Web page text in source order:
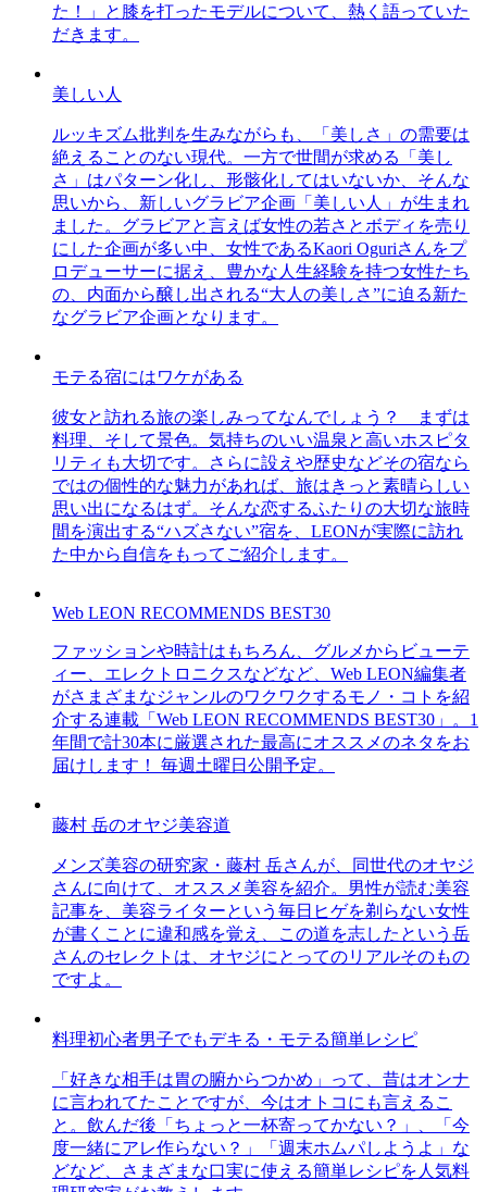
た！」と膝を打ったモデルについて、熱く語っていた
だきます。
美しい人
ルッキズム批判を生みながらも、「美しさ」の需要は
絶えることのない現代。一方で世間が求める「美し
さ」はパターン化し、形骸化してはいないか、そんな
思いから、新しいグラビア企画「美しい人」が生まれ
ました。グラビアと言えば女性の若さとボディを売り
にした企画が多い中、女性であるKaori Oguriさんをプ
ロデューサーに据え、豊かな人生経験を持つ女性たち
の、内面から醸し出される“大人の美しさ”に迫る新た
なグラビア企画となります。
モテる宿にはワケがある
彼女と訪れる旅の楽しみってなんでしょう？ まずは
料理、そして景色。気持ちのいい温泉と高いホスピタ
リティも大切です。さらに設えや歴史などその宿なら
ではの個性的な魅力があれば、旅はきっと素晴らしい
思い出になるはず。そんな恋するふたりの大切な旅時
間を演出する“ハズさない”宿を、LEONが実際に訪れ
た中から自信をもってご紹介します。
Web LEON RECOMMENDS BEST30
ファッションや時計はもちろん、グルメからビューテ
ィー、エレクトロニクスなどなど、Web LEON編集者
がさまざまなジャンルのワクワクするモノ・コトを紹
介する連載「Web LEON RECOMMENDS BEST30」。1
年間で計30本に厳選された最高にオススメのネタをお
届けします！ 毎週土曜日公開予定。
藤村 岳のオヤジ美容道
メンズ美容の研究家・藤村 岳さんが、同世代のオヤジ
さんに向けて、オススメ美容を紹介。男性が読む美容
記事を、美容ライターという毎日ヒゲを剃らない女性
が書くことに違和感を覚え、この道を志したという岳
さんのセレクトは、オヤジにとってのリアルそのもの
ですよ。
料理初心者男子でもデキる・モテる簡単レシピ
「好きな相手は胃の腑からつかめ」って、昔はオンナ
に言われてたことですが、今はオトコにも言えるこ
と。飲んだ後「ちょっと一杯寄ってかない？」、「今
度一緒にアレ作らない？」「週末ホムパしようよ」な
どなど、さまざまな口実に使える簡単レシピを人気料